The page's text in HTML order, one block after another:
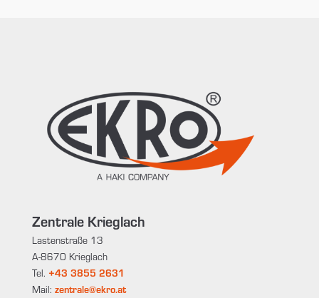
Zentrale Krieglach
Lastenstraße 13
A-8670 Krieglach
Tel. +43 3855 2631
Mail: zentrale@ekro.at